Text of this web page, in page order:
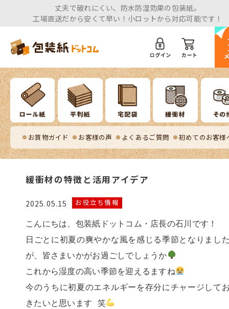
丈夫で破れにくい、防水防湿効果の包装紙。
工場直送だから安くて早い！小ロットから対応可能です！
お買物ガイド お客様の声 よくあるご質問 初めてのお客様
緩衝材の特徴と活用アイデア
2025.05.15 お役立ち情報
こんにちは、包装紙ドットコム・店長の石川です！
日ごとに初夏の爽やかな風を感じる季節となりまし
が、皆さまいかがお過ごしでしょうか
これから湿度の高い季節を迎えるますね
今のうちに初夏のエネルギーを存分にチャージして
きたいと思います 笑